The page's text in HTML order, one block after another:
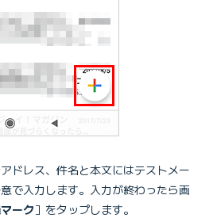
ドレス、件名と本文にはテストメー
で入力します。入力が終わったら画
ーク］をタップします。